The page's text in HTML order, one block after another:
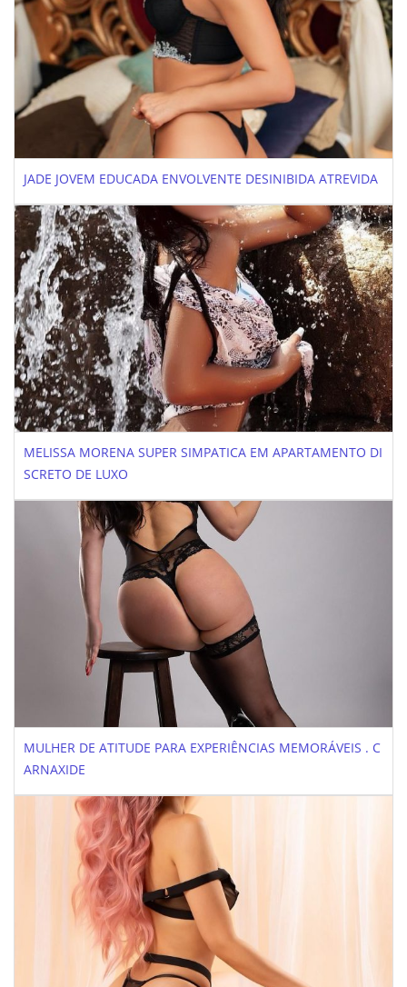
JADE JOVEM EDUCADA ENVOLVENTE DESINIBIDA ATREVIDA
MELISSA MORENA SUPER SIMPATICA EM APARTAMENTO DI
SCRETO DE LUXO
MULHER DE ATITUDE PARA EXPERIÊNCIAS MEMORÁVEIS . C
ARNAXIDE